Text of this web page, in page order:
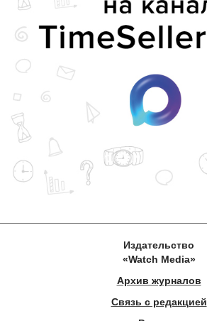
Издательство
«Watch Media»
Архив журналов
Связь с редакцией